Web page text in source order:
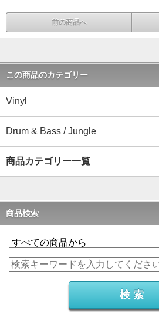
前の商品へ
この商品のカテゴリー
Vinyl
Drum & Bass / Jungle
商品カテゴリー一覧
商品検索